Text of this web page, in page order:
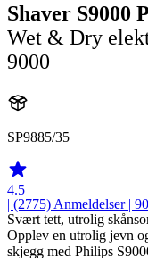
Shaver S9000
Wet & Dry
9000
SP9885/35
4.5
| (2775) Anmeldelser|
Svært tett, utrolig
Opplev en utrolig jevn
skjegg med Philips